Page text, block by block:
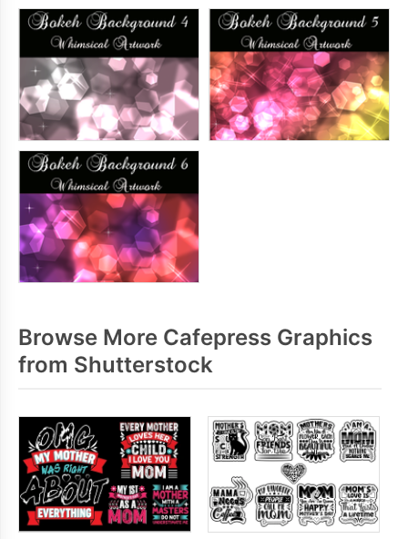
Browse More Cafepress Graphics
from Shutterstock